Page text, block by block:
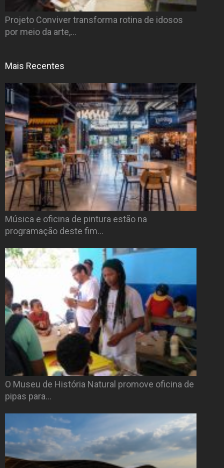
Projeto Conviver transforma rotina de idosos
por meio da arte,…
Mais Recentes
Música e oficina de pintura estão na
programação deste fim…
O Museu de História Natural promove oficina de
pipas para…